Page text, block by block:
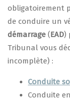
obligatoirement
de conduire un
démarrage (EAD)
Tribunal vous
incomplète) :
Conduite
Conduite